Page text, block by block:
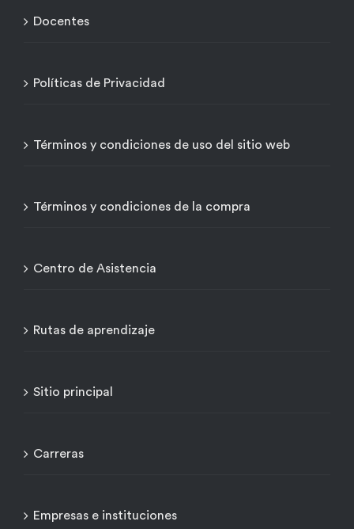
Docentes
Políticas de Privacidad
Términos y condiciones de uso del sitio web
Términos y condiciones de la compra
Centro de Asistencia
Rutas de aprendizaje
Sitio principal
Carreras
Empresas e instituciones